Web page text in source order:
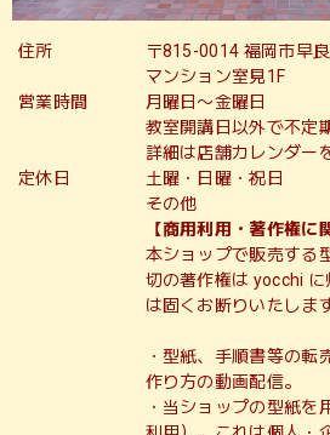
住所
〒815-0014 福岡市早
マンション室見1F
営業時間
月曜日〜金曜日
教室開講日以外で不定
詳細は店舗カレンダー
定休日
土曜・日曜・祝日
その他
【商用利用・著作権に
本ショップで販売する
切の著作権は yocchi
は固くお断りいたしま
・型紙、手順書等の転
作り方の動画配信。
・当ショップの型紙を